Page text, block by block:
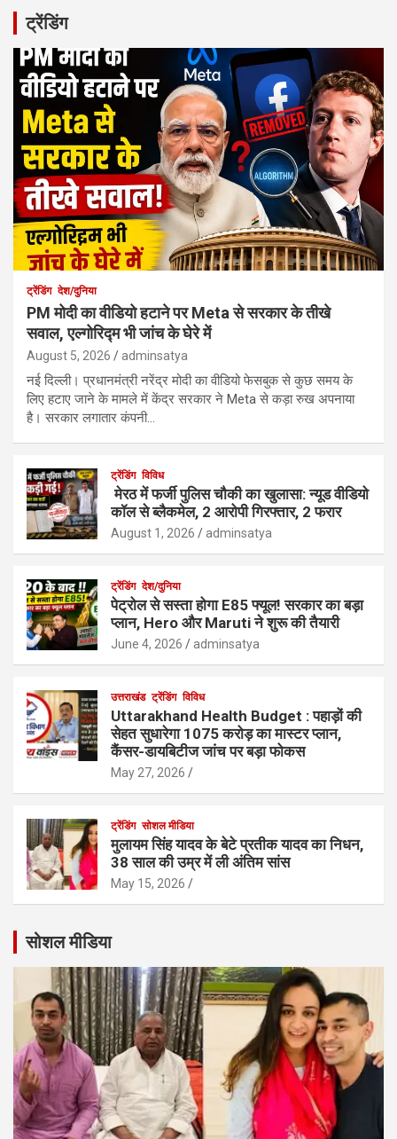
ट्रेंडिंग
ट्रेंडिंग देश/दुनिया
PM मोदी का वीडियो हटाने पर Meta से सरकार के तीखे
सवाल, एल्गोरिद्म भी जांच के घेरे में
August 5, 2026 adminsatya
नई दिल्ली। प्रधानमंत्री नरेंद्र मोदी का वीडियो फेसबुक से कुछ समय के
लिए हटाए जाने के मामले में केंद्र सरकार ने Meta से कड़ा रुख अपनाया
है। सरकार लगातार कंपनी…
ट्रेंडिंग विविध
मेरठ में फर्जी पुलिस चौकी का खुलासा: न्यूड वीडियो
कॉल से ब्लैकमेल, 2 आरोपी गिरफ्तार, 2 फरार
August 1, 2026 adminsatya
ट्रेंडिंग देश/दुनिया
पेट्रोल से सस्ता होगा E85 फ्यूल! सरकार का बड़ा
प्लान, Hero और Maruti ने शुरू की तैयारी
June 4, 2026 adminsatya
उत्तराखंड ट्रेंडिंग विविध
Uttarakhand Health Budget : पहाड़ों की
सेहत सुधारेगा 1075 करोड़ का मास्टर प्लान,
कैंसर-डायबिटीज जांच पर बड़ा फोकस
May 27, 2026
ट्रेंडिंग सोशल मीडिया
मुलायम सिंह यादव के बेटे प्रतीक यादव का निधन,
38 साल की उम्र में ली अंतिम सांस
May 15, 2026
सोशल मीडिया